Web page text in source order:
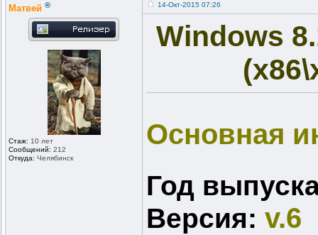
Матвей ®
Стаж: 10 лет
Сообщений: 212
Откуда: Челябинск
14-Окт-2015 07:26
Windows
Основная
Год
Версия: v.6